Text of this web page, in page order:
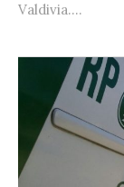
Valdivia....